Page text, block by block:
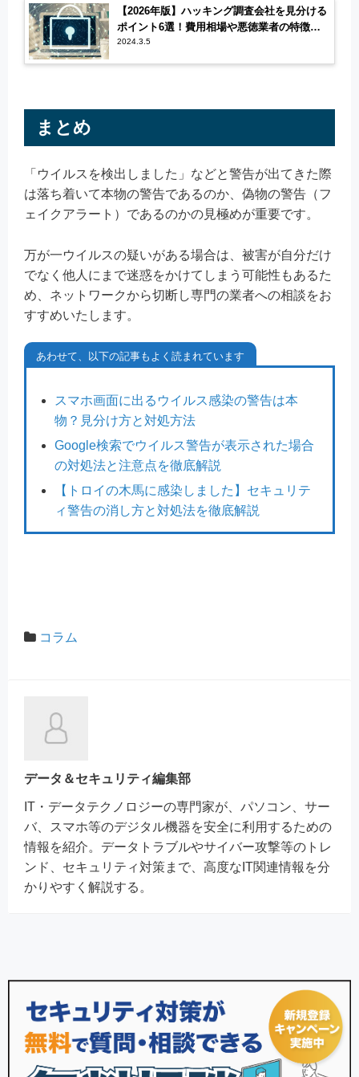
【2026年版】ハッキング調査会社を見分ける
ポイント6選！費用相場や悪徳業者の特徴も
解説
2024.3.5
まとめ
「ウイルスを検出しました」などと警告が出てきた際
は落ち着いて本物の警告であるのか、偽物の警告（フ
ェイクアラート）であるのかの見極めが重要です。
万が一ウイルスの疑いがある場合は、被害が自分だけ
でなく他人にまで迷惑をかけてしまう可能性もあるた
め、ネットワークから切断し専門の業者への相談をお
すすめいたします。
あわせて、以下の記事もよく読まれています
スマホ画面に出るウイルス感染の警告は本
物？見分け方と対処方法
Google検索でウイルス警告が表示された場合
の対処法と注意点を徹底解説
【トロイの木馬に感染しました】セキュリテ
ィ警告の消し方と対処法を徹底解説
コラム
データ＆セキュリティ編集部
IT・データテクノロジーの専門家が、パソコン、サー
バ、スマホ等のデジタル機器を安全に利用するための
情報を紹介。データトラブルやサイバー攻撃等のトレ
ンド、セキュリティ対策まで、高度なIT関連情報を分
かりやすく解説する。